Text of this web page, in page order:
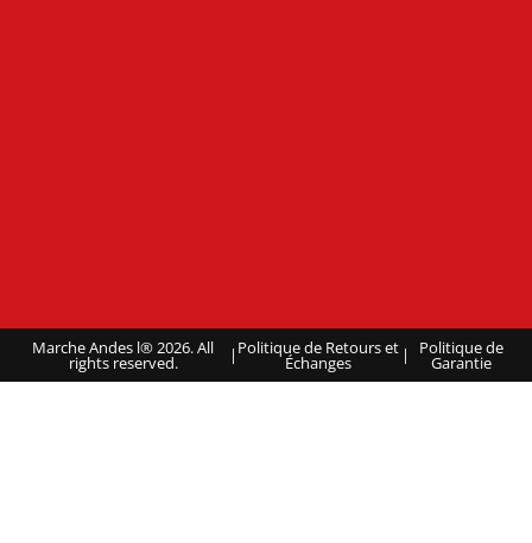
Marche Andes l® 2026. All
rights reserved. | Politique de Retours et
Échanges | Politique de
Garantie